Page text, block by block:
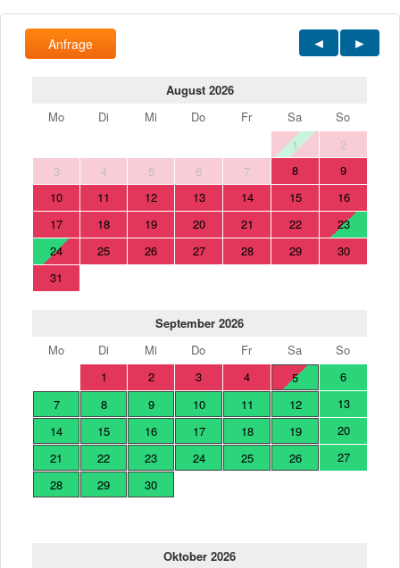
Anfrage
August 2026
Mo
Di Mi Do Fr Sa
So
1
2
3
4 5 6 7 8
9
10
11 12 13 14 15
16
17
18 19 20 21 22
23
24
25 26 27 28 29
30
31
September 2026
Mo
Di Mi Do Fr Sa
So
1
2 3 4 5
6
7
8 9 10 11 12
13
14
15 16 17 18 19
20
21
22 23 24 25 26
27
28
29 30
Oktober 2026